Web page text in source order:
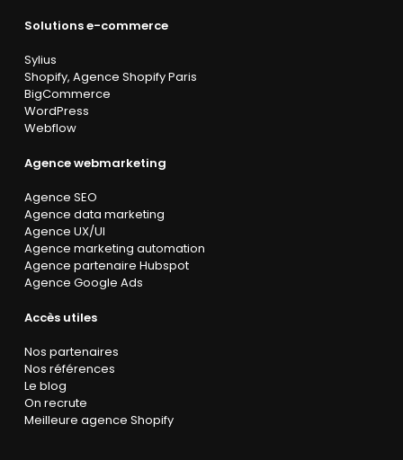
Solutions e-commerce
Sylius
Shopify, Agence Shopify Paris
BigCommerce
WordPress
Webflow
Agence webmarketing
Agence SEO
Agence data marketing
Agence UX/UI
Agence marketing automation
Agence partenaire Hubspot
Agence Google Ads
Accès utiles
Nos partenaires
Nos références
Le blog
On recrute
Meilleure agence Shopify